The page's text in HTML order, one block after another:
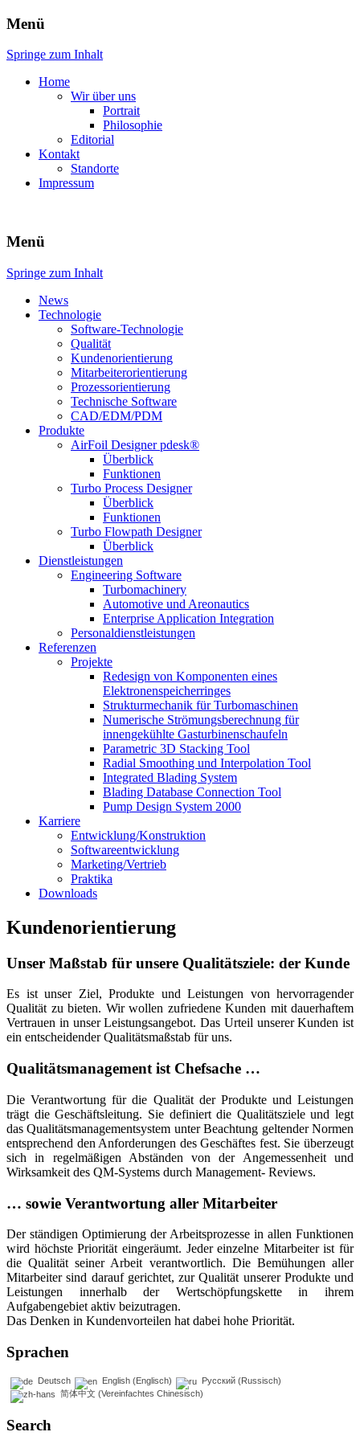
atech.de
TECHNOLOGY
Menü
Springe zum Inhalt
Home
Wir über uns
Portrait
Philosophie
Editorial
Kontakt
Standorte
Impressum
Menü
Springe zum Inhalt
News
Technologie
Software-Technologie
Qualität
Kundenorientierung
Mitarbeiterorientierung
Prozessorientierung
Technische Software
CAD/EDM/PDM
Produkte
AirFoil Designer pdesk®
Überblick
Funktionen
Turbo Process Designer
Überblick
Funktionen
Turbo Flowpath Designer
Überblick
Dienstleistungen
Engineering Software
Turbomachinery
Automotive und Areonautics
Enterprise Application Integration
Personaldienstleistungen
Referenzen
Projekte
Redesign von Komponenten eines
Elektronenspeicherringes
Strukturmechanik für Turbomaschinen
Numerische Strömungsberechnung für
innengekühlte Gasturbinenschaufeln
Parametric 3D Stacking Tool
Radial Smoothing und Interpolation Tool
Integrated Blading System
Blading Database Connection Tool
Pump Design System 2000
Karriere
Entwicklung/Konstruktion
Softwareentwicklung
Marketing/Vertrieb
Praktika
Downloads
Kundenorientierung
Unser Maßstab für unsere Qualitätsziele: der Kunde
Es ist unser Ziel, Produkte und Leistungen von hervorragender
Qualität zu bieten. Wir wollen zufriedene Kunden mit dauerhaftem
Vertrauen in unser Leistungsangebot. Das Urteil unserer Kunden ist
ein entscheidender Qualitätsmaßstab für uns.
Qualitätsmanagement ist Chefsache …
Die Verantwortung für die Qualität der Produkte und Leistungen
trägt die Geschäftsleitung. Sie definiert die Qualitätsziele und legt
das Qualitätsmanagementsystem unter Beachtung geltender Normen
entsprechend den Anforderungen des Geschäftes fest. Sie überzeugt
sich in regelmäßigen Abständen von der Angemessenheit und
Wirksamkeit des QM-Systems durch Management- Reviews.
… sowie Verantwortung aller Mitarbeiter
Der ständigen Optimierung der Arbeitsprozesse in allen Funktionen
wird höchste Priorität eingeräumt. Jeder einzelne Mitarbeiter ist für
die Qualität seiner Arbeit verantwortlich. Die Bemühungen aller
Mitarbeiter sind darauf gerichtet, zur Qualität unserer Produkte und
Leistungen innerhalb der Wertschöpfungskette in ihrem
Aufgabengebiet aktiv beizutragen.
Das Denken in Kundenvorteilen hat dabei hohe Priorität.
Sprachen
Deutsch English (Englisch) Русский (Russisch)
简体中文 (Vereinfachtes Chinesisch)
Search